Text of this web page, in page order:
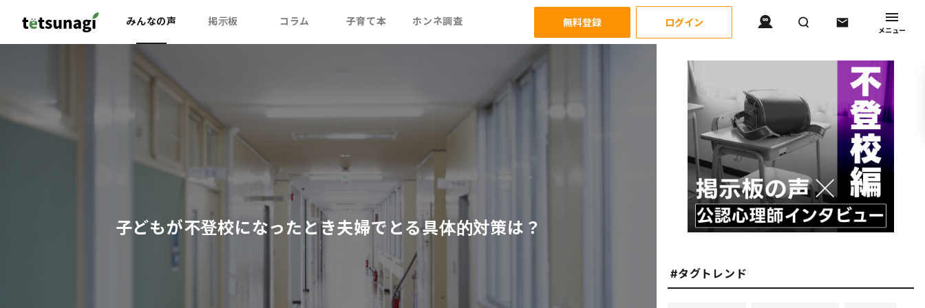
みんなの声 掲示板 コラム 子育て本 ホンネ調査 無料登録 ログイン
メニュー
子どもが不登校になったとき夫婦でとる具体的対策は？
#タグトレンド